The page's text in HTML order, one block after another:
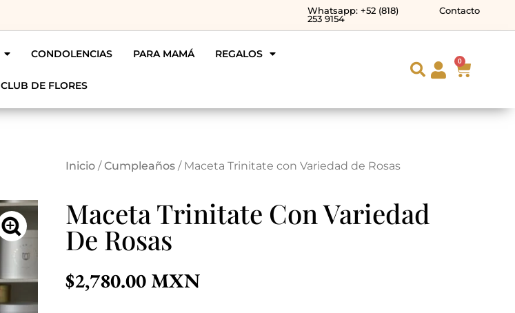
Whatsapp: +52 (818)
253 9154
Contacto
CONDOLENCIAS PARA MAMÁ REGALOS
CLUB DE FLORES
0
Inicio /Cumpleaños / Maceta Trinitate con Variedad de Rosas
Maceta Trinitate Con Variedad
De Rosas
$2,780.00